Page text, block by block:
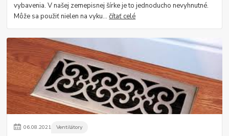
vybavenia. V našej zemepisnej šírke je to jednoducho nevyhnutné.
Môže sa použiť nielen na vyku...čítať celé
06.08.2021 Ventilátory